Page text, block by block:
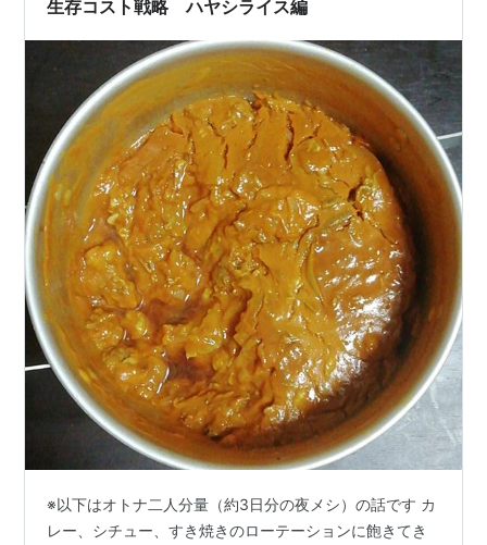
生存コスト戦略 ハヤシライス編
※以下はオトナ二人分量（約3日分の夜メシ）の話です カ
レー、シチュー、すき焼きのローテーションに飽きてき